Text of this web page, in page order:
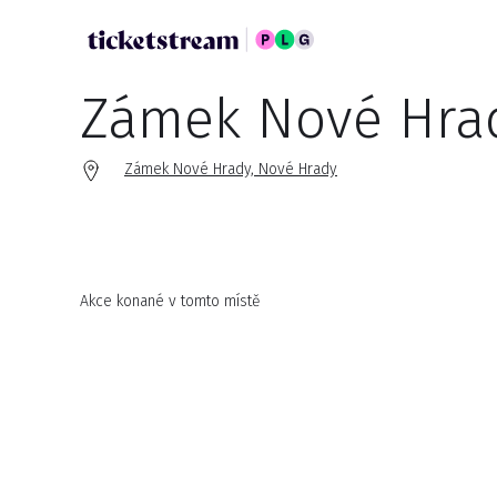
Zámek Nové
Zámek Nové Hrady, Nové Hrady
Akce konané v tomto místě